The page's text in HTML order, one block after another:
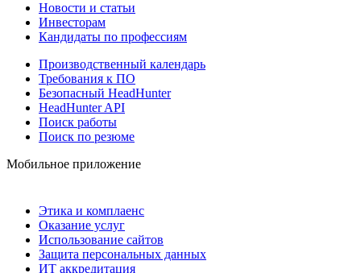
Новости и статьи
Инвесторам
Кандидаты по профессиям
Производственный календарь
Требования к ПО
Безопасный HeadHunter
HeadHunter API
Поиск работы
Поиск по резюме
Мобильное приложение
Этика и комплаенс
Оказание услуг
Использование сайтов
Защита персональных данных
ИТ аккредитация